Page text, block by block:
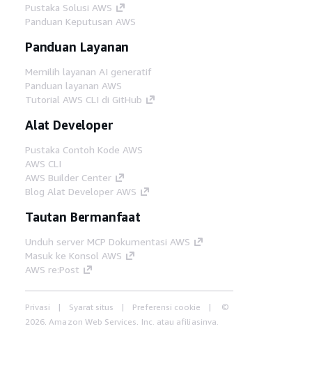
Pustaka Solusi AWS
Panduan Keputusan AWS
Panduan Layanan
Memilih layanan AI generatif
Panduan layanan AWS
Tutorial AWS CLI di GitHub
Alat Developer
Pustaka Contoh Kode AWS
AWS CLI
AWS Builder Center
Blog Alat Developer AWS
Tautan Bermanfaat
Unduh server MCP Dokumentasi AWS
Masuk ke Konsol AWS
AWS re:Post
Privasi Syarat situs Preferensi cookie
©
2026, Amazon Web Services, Inc. atau afiliasinya.